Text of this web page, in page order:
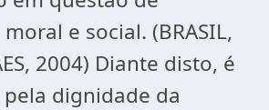
e social. (BRASIL,
2004) Diante disto, é
dignidade da